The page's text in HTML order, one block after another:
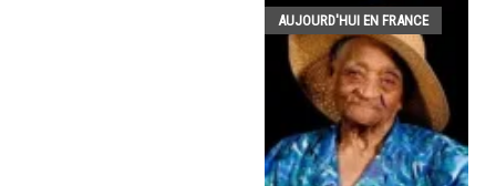
AUJOURD'HUI EN FRANCE